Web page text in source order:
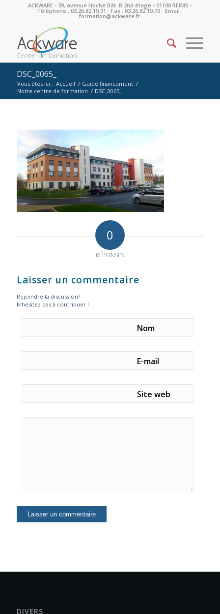
ACKWARE - 39, avenue Hoche Bât. B 2nd étage - 51100 REIMS -
Téléphone : 03.26.82.19.91 - Fax : 03.26.82.19.70 - Email :
formation@ackware.fr
DSC_0065_
Vous êtes ici : Accueil / Guide financement /
Notre centre de formation / DSC_0065_
0
RÉPONSES
Laisser un commentaire
Rejoindre la discussion?
N’hésitez pas à contribuer !
Nom
E-mail
Site web
DIVERS